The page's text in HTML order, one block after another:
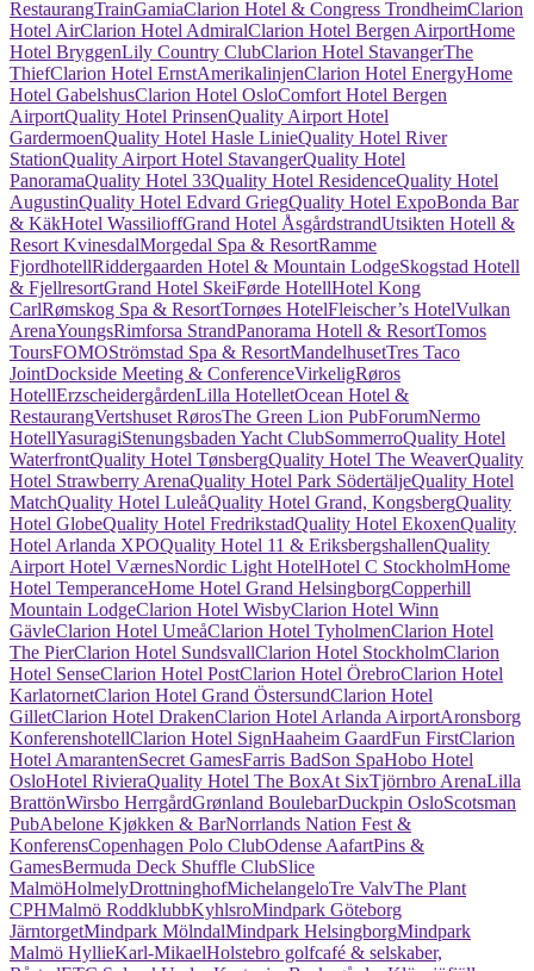
RestaurangTrainGamiaClarion Hotel & Congress TrondheimClarion
Hotel AirClarion Hotel AdmiralClarion Hotel Bergen AirportHome
Hotel BryggenLily Country ClubClarion Hotel StavangerThe
ThiefClarion Hotel ErnstAmerikalinjenClarion Hotel EnergyHome
Hotel GabelshusClarion Hotel OsloComfort Hotel Bergen
AirportQuality Hotel PrinsenQuality Airport Hotel
GardermoenQuality Hotel Hasle LinieQuality Hotel River
StationQuality Airport Hotel StavangerQuality Hotel
PanoramaQuality Hotel 33Quality Hotel ResidenceQuality Hotel
AugustinQuality Hotel Edvard GriegQuality Hotel ExpoBonda Bar
& KäkHotel WassilioffGrand Hotel ÅsgårdstrandUtsikten Hotell &
Resort KvinesdalMorgedal Spa & ResortRamme
FjordhotellRiddergaarden Hotel & Mountain LodgeSkogstad Hotell
& FjellresortGrand Hotel SkeiFørde HotellHotel Kong
CarlRømskog Spa & ResortTornøes HotelFleischer’s HotelVulkan
ArenaYoungsRimforsa StrandPanorama Hotell & ResortTomos
ToursFOMOStrömstad Spa & ResortMandelhusetTres Taco
JointDockside Meeting & ConferenceVirkeligRøros
HotellErzscheidergårdenLilla HotelletOcean Hotel &
RestaurangVertshuset RørosThe Green Lion PubForumNermo
HotellYasuragiStenungsbaden Yacht ClubSommerroQuality Hotel
WaterfrontQuality Hotel TønsbergQuality Hotel The WeaverQuality
Hotel Strawberry ArenaQuality Hotel Park SödertäljeQuality Hotel
MatchQuality Hotel LuleåQuality Hotel Grand, KongsbergQuality
Hotel GlobeQuality Hotel FredrikstadQuality Hotel EkoxenQuality
Hotel Arlanda XPOQuality Hotel 11 & EriksbergshallenQuality
Airport Hotel VærnesNordic Light HotelHotel C StockholmHome
Hotel TemperanceHome Hotel Grand HelsingborgCopperhill
Mountain LodgeClarion Hotel WisbyClarion Hotel Winn
GävleClarion Hotel UmeåClarion Hotel TyholmenClarion Hotel
The PierClarion Hotel SundsvallClarion Hotel StockholmClarion
Hotel SenseClarion Hotel PostClarion Hotel ÖrebroClarion Hotel
KarlatornetClarion Hotel Grand ÖstersundClarion Hotel
GilletClarion Hotel DrakenClarion Hotel Arlanda AirportAronsborg
KonferenshotellClarion Hotel SignHaaheim GaardFun FirstClarion
Hotel AmarantenSecret GamesFarris BadSon SpaHobo Hotel
OsloHotel RivieraQuality Hotel The BoxAt SixTjörnbro ArenaLilla
BrattönWirsbo HerrgårdGrønland BoulebarDuckpin OsloScotsman
PubAbelone Kjøkken & BarNorrlands Nation Fest &
KonferensCopenhagen Polo ClubOdense AafartPins &
GamesBermuda Deck Shuffle ClubSlice
MalmöHolmelyDrottninghofMichelangeloTre ValvThe Plant
CPHMalmö RoddklubbKyhlsroMindpark Göteborg
JärntorgetMindpark MölndalMindpark HelsingborgMindpark
Malmö HyllieKarl-MikaelHolstebro golfcafé & selskaber,